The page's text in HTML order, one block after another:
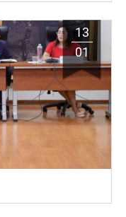
13
01